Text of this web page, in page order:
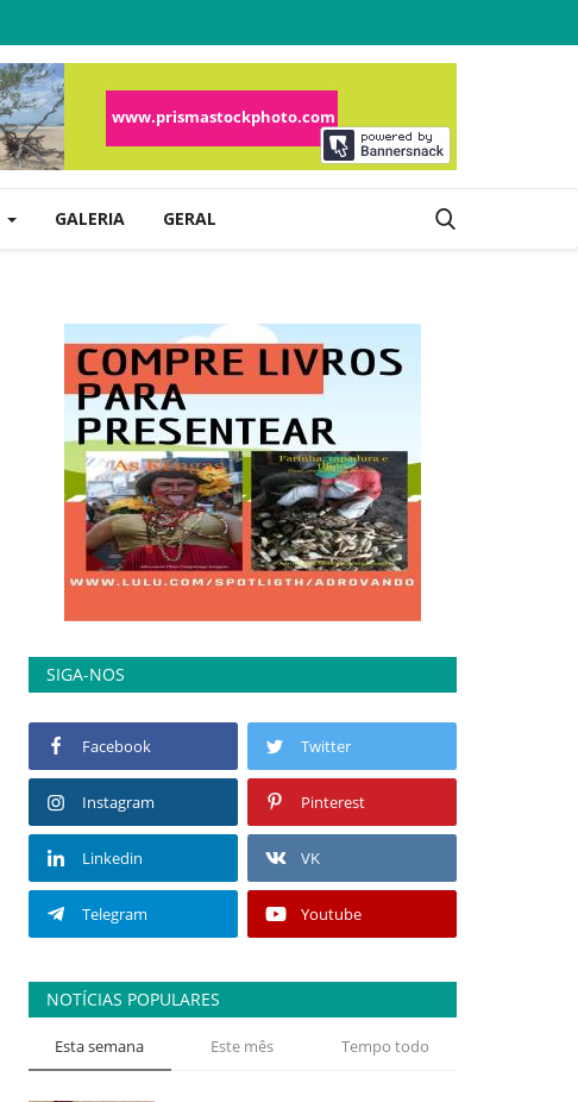
GALERIA GERAL
SIGA-NOS
Facebook Twitter
Instagram Pinterest
Linkedin VK
Telegram Youtube
NOTÍCIAS POPULARES
Esta semana Este mês Tempo todo